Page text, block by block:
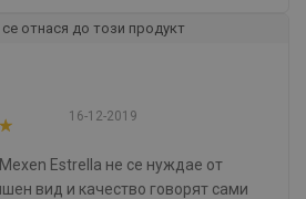
отнася до този продукт
16-12-2019
Estrella не се нуждае от
вид и качество говорят сами